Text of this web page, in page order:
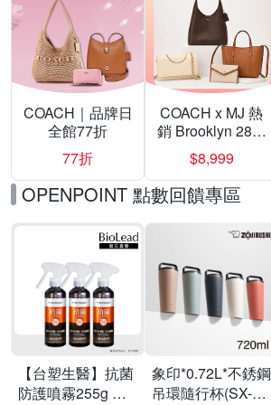
COACH｜品牌日
全館77折
77折
COACH x MJ 熱
銷 Brooklyn 28／
兩用／斜背包均
一價-多款可選
$8,999
OPENPOINT 點數回饋專區
【台塑生醫】抗菌
防護噴霧255g 三
象印*0.72L*不銹鋼
吊環隨行杯(SX-